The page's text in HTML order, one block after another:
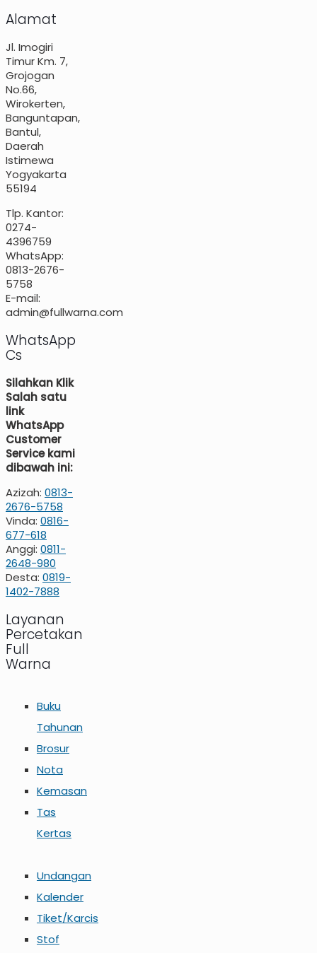
Alamat
Jl. Imogiri
Timur Km. 7,
Grojogan
No.66,
Wirokerten,
Banguntapan,
Bantul,
Daerah
Istimewa
Yogyakarta
55194
Tlp. Kantor:
0274-
4396759
WhatsApp:
0813-2676-
5758
E-mail:
admin@fullwarna.com
WhatsApp
Cs
Silahkan Klik
Salah satu
link
WhatsApp
Customer
Service kami
dibawah ini:
Azizah: 0813-
2676-5758
Vinda: 0816-
677-618
Anggi: 0811-
2648-980
Desta: 0819-
1402-7888
Layanan
Percetakan
Full
Warna
Buku
Tahunan
Brosur
Nota
Kemasan
Tas
Kertas
Undangan
Kalender
Tiket/Karcis
Stof